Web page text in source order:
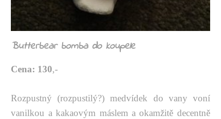
Butterbear bomba do koupele
Cena: 130,-
Rozpustný (rozpustilý?) medvídek do vany voní
vanilkou a kakaovým máslem a okamžitě decentně